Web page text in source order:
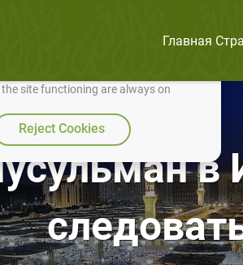
and so we can continually improve it.
site functioning are always on
Reject Cookies
Главная
в